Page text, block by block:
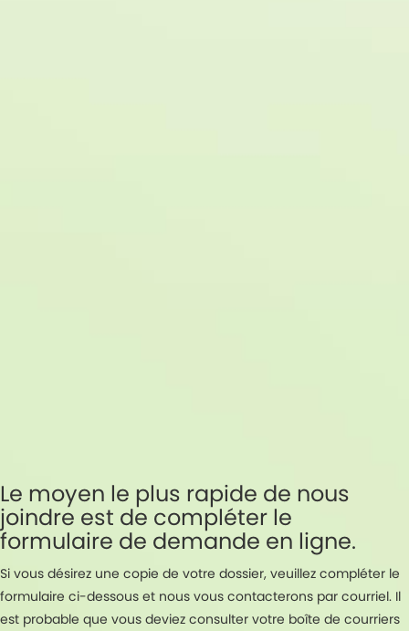
Le moyen le plus rapide de nous
joindre est de compléter le
formulaire de demande en ligne.
Si vous désirez une copie de votre dossier, veuillez compléter le
formulaire ci-dessous et nous vous contacterons par courriel. Il
est probable que vous deviez consulter votre boîte de courriers